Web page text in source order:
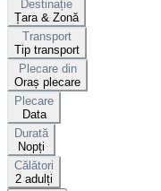
Destinație
Țara & Zonă
Transport
Tip transport
Plecare din
Oraș plecare
Plecare
Data
Durată
Nopți
Călători
2 adulți